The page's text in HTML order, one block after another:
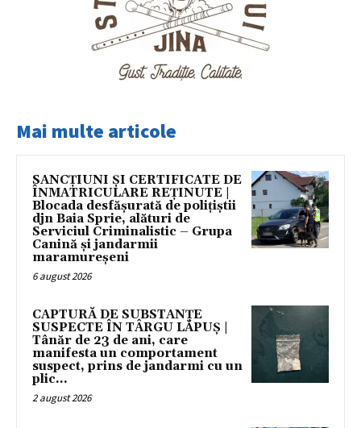
Mai multe articole
SANCȚIUNI ȘI CERTIFICATE DE
ÎNMATRICULARE REȚINUTE |
Blocada desfășurată de polițiștii
djn Baia Sprie, alături de
Serviciul Criminalistic – Grupa
Canină și jandarmii
maramureșeni
6 august 2026
CAPTURĂ DE SUBSTANȚE
SUSPECTE ÎN TÂRGU LĂPUȘ |
Tânăr de 23 de ani, care
manifesta un comportament
suspect, prins de jandarmi cu un
plic...
2 august 2026